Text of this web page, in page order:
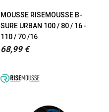
MOUSSE RISEMOUSSE B-
SURE URBAN 100 / 80 / 16 -
110 / 70 /16
68,99 €